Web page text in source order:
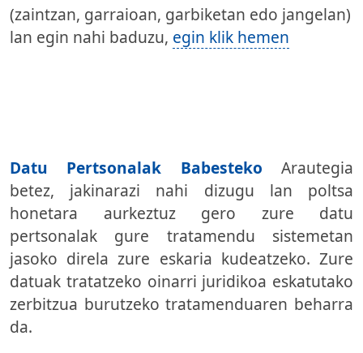
(zaintzan, garraioan, garbiketan edo jangelan)
lan egin nahi baduzu, egin klik hemen
Datu Pertsonalak Babesteko Arautegia
betez, jakinarazi nahi dizugu lan poltsa
honetara aurkeztuz gero zure datu
pertsonalak gure tratamendu sistemetan
jasoko direla zure eskaria kudeatzeko. Zure
datuak tratatzeko oinarri juridikoa eskatutako
zerbitzua burutzeko tratamenduaren beharra
da.